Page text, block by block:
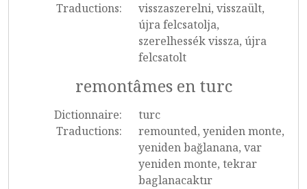
Traductions:
visszaszerelni, visszaült,
újra felcsatolja,
szerelhessék vissza, újra
felcsatolt
remontâmes en turc
Dictionnaire:
turc
Traductions:
remounted, yeniden monte,
yeniden bağlanana, var
yeniden monte, tekrar
baglanacaktır